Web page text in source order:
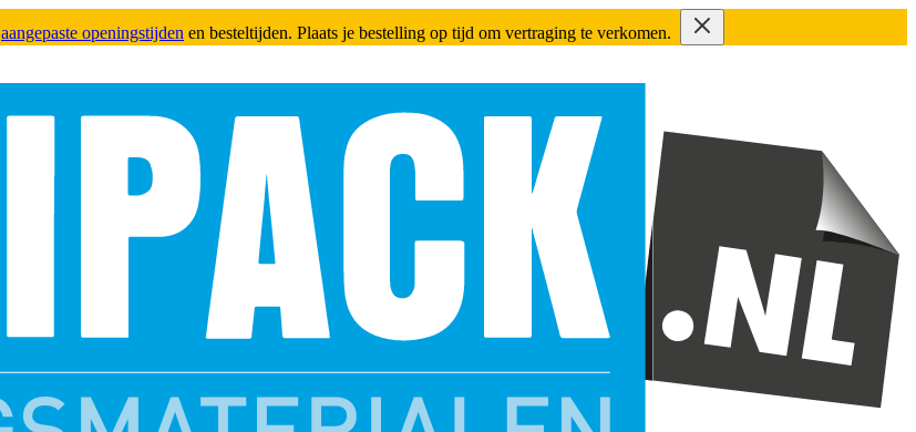
aangepaste openingstijden en besteltijden. Plaats je bestelling op tijd om vertraging te verkomen.